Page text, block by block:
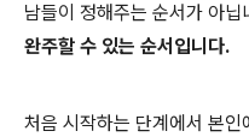
남들이 정해주는 순서가 아닙
완주할 수 있는 순서입니다.
처음 시작하는 단계에서 본